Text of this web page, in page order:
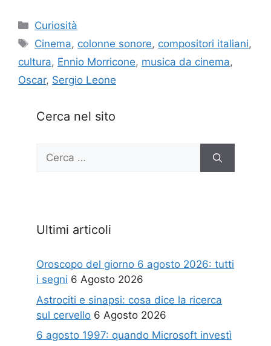
Categorie
Curiosità
Tag
Cinema, colonne sonore, compositori italiani,
cultura, Ennio Morricone, musica da cinema,
Oscar, Sergio Leone
Cerca nel sito
Ricerca
Ultimi articoli
Oroscopo del giorno 6 agosto 2026: tutti
i segni 6 Agosto 2026
Astrociti e sinapsi: cosa dice la ricerca
sul cervello 6 Agosto 2026
6 agosto 1997: quando Microsoft investì